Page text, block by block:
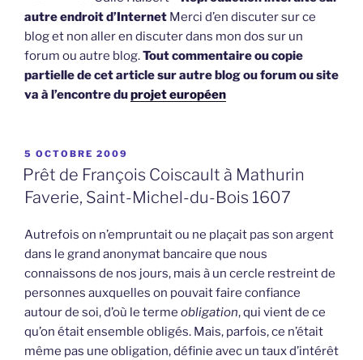
autre endroit d’Internet Merci d’en discuter sur ce
blog et non aller en discuter dans mon dos sur un
forum ou autre blog.Tout commentaire ou copie
partielle de cet article sur autre blog ou forum ou site
va à l’encontre duprojet européen
PUBLIÉ
LE
5 OCTOBRE 2009
Prêt de François Coiscault à Mathurin
Faverie, Saint-Michel-du-Bois 1607
Autrefois on n’empruntait ou ne plaçait pas son argent
dans le grand anonymat bancaire que nous
connaissons de nos jours, mais à un cercle restreint de
personnes auxquelles on pouvait faire confiance
autour de soi, d’où le terme obligation, qui vient de ce
qu’on était ensemble obligés. Mais, parfois, ce n’était
même pas une obligation, définie avec un taux d’intérêt